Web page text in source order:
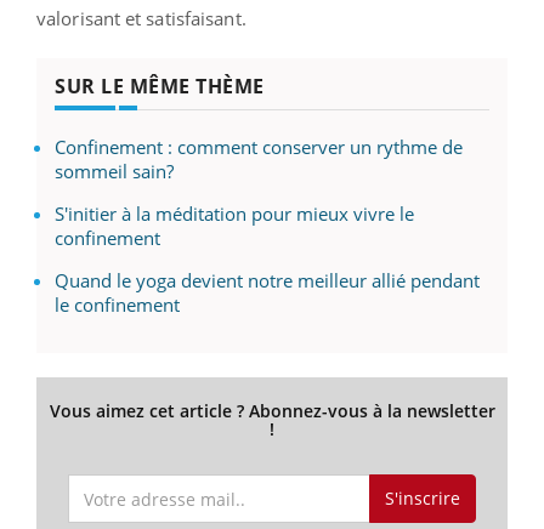
valorisant et satisfaisant.
SUR LE MÊME THÈME
Confinement : comment conserver un rythme de
sommeil sain?
S'initier à la méditation pour mieux vivre le
confinement
Quand le yoga devient notre meilleur allié pendant
le confinement
Vous aimez cet article ? Abonnez-vous à la newsletter
!
S'inscrire